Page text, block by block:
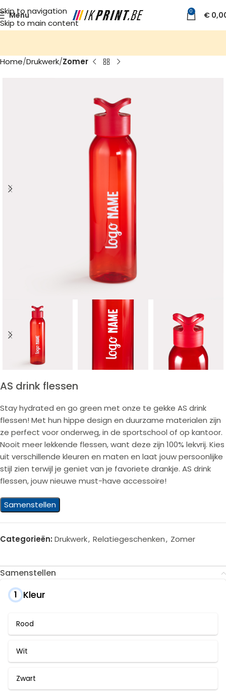
Skip to navigation
Skip to main content
Menu 0 €
Home Drukwerk Zomer
AS drink flessen
Stay hydrated en go green met onze te gekke AS drink
flessen! Met hun hippe design en duurzame materialen zijn
ze perfect voor onderweg, in de sportschool of op kantoor.
Nooit meer lekkende flessen, want deze zijn 100% lekvrij. Kies
uit verschillende kleuren en maten en laat jouw persoonlijke
stijl zien terwijl je geniet van je favoriete drankje. AS drink
flessen, jouw nieuwe must-have accessoire!
Samenstellen
Categorieën: Drukwerk, Relatiegeschenken, Zomer
Samenstellen
1
Kleur
Rood
Wit
Zwart